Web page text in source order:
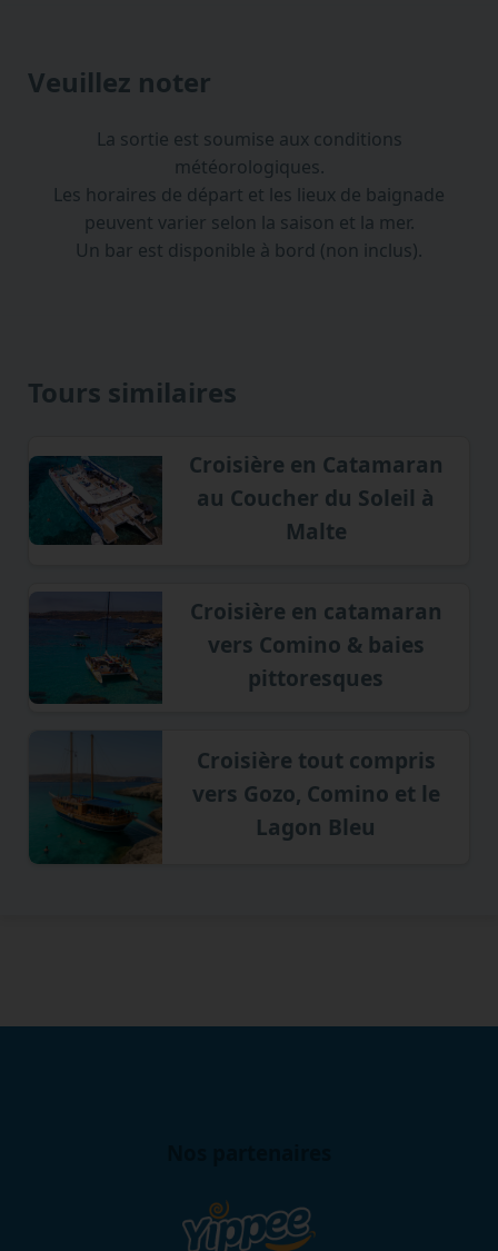
Veuillez noter
La sortie est soumise aux conditions
météorologiques.
Les horaires de départ et les lieux de baignade
peuvent varier selon la saison et la mer.
Un bar est disponible à bord (non inclus).
Tours similaires
Croisière en Catamaran
au Coucher du Soleil à
Malte
Croisière en catamaran
vers Comino & baies
pittoresques
Croisière tout compris
vers Gozo, Comino et le
Lagon Bleu